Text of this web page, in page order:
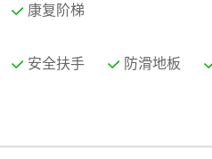
康复阶梯
安全扶手 防滑地板